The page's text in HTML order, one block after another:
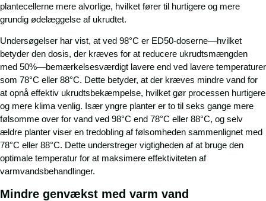
plantecellerne mere alvorlige, hvilket fører til hurtigere og mere
grundig ødelæggelse af ukrudtet.
Undersøgelser har vist, at ved 98°C er ED50-doserne—hvilket
betyder den dosis, der kræves for at reducere ukrudtsmængden
med 50%—bemærkelsesværdigt lavere end ved lavere temperaturer
som 78°C eller 88°C. Dette betyder, at der kræves mindre vand for
at opnå effektiv ukrudtsbekæmpelse, hvilket gør processen hurtigere
og mere klima venlig. Især yngre planter er to til seks gange mere
følsomme over for vand ved 98°C end 78°C eller 88°C, og selv
ældre planter viser en tredobling af følsomheden sammenlignet med
78°C eller 88°C. Dette understreger vigtigheden af at bruge den
optimale temperatur for at maksimere effektiviteten af
varmvandsbehandlinger.
Mindre genvækst med varm vand